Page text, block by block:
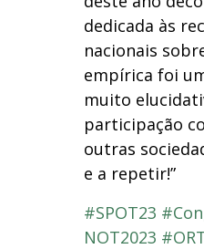
dedicada às
nacionais
empírica foi
muito
participação
outras
e a repetir!”
#SPOT23
NOT2023